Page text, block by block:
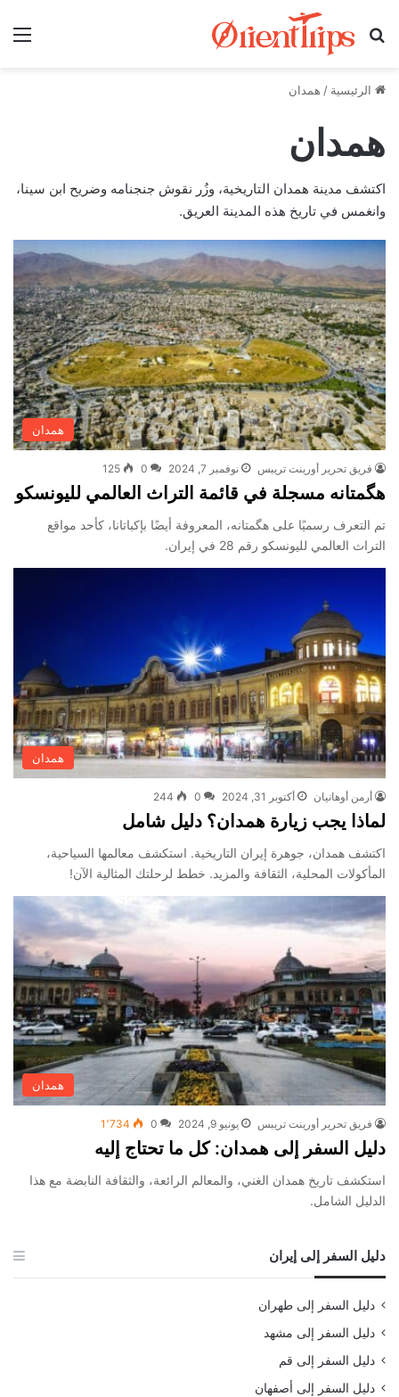
بحث عن
الرئيسية / همدان
همدان
اكتشف مدينة همدان التاريخية، وزُر نقوش جنجنامه وضريح ابن سينا،
وانغمس في تاريخ هذه المدينة العريق.
همدان
فريق تحرير أورينت تريبس نوفمبر 7, 2024 0
125
هگمتانه مسجلة في قائمة التراث العالمي لليونسكو
تم التعرف رسميًا على هگمتانه، المعروفة أيضًا بإكباتانا، كأحد مواقع
التراث العالمي لليونسكو رقم 28 في إيران.
همدان
أرمن أوهانيان أكتوبر 31, 2024 0
244
لماذا يجب زيارة همدان؟ دليل شامل
اكتشف همدان، جوهرة إيران التاريخية. استكشف معالمها السياحية،
المأكولات المحلية، الثقافة والمزيد. خطط لرحلتك المثالية الآن!
همدان
فريق تحرير أورينت تريبس يونيو 9, 2024 0 1٬734
دليل السفر إلى همدان: كل ما تحتاج إليه
استكشف تاريخ همدان الغني، والمعالم الرائعة، والثقافة النابضة مع هذا
الدليل الشامل.
دليل السفر إلى إيران
دليل السفر إلى طهران
دليل السفر إلى مشهد
دليل السفر إلى قم
دليل السفر إلى أصفهان